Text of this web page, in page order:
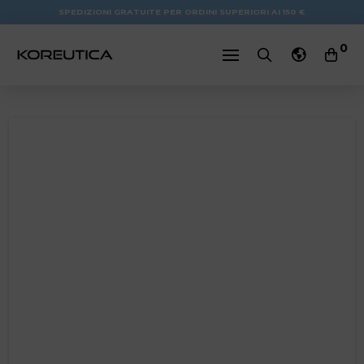
SPEDIZIONI GRATUITE PER ORDINI SUPERIORI AI 150 €
0